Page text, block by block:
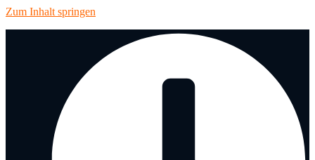
Zum Inhalt springen